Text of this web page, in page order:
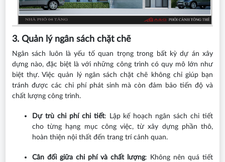
3. Quản lý ngân sách chặt chẽ
Ngân sách luôn là yếu tố quan trọng trong bất kỳ dự án xây
dựng nào, đặc biệt là với những công trình có quy mô lớn như
biệt thự. Việc quản lý ngân sách chặt chẽ không chỉ giúp bạn
tránh được các chi phí phát sinh mà còn đảm bảo tiến độ và
chất lượng công trình.
Dự trù chi phí chi tiết: Lập kế hoạch ngân sách chi tiết
cho từng hạng mục công việc, từ xây dựng phần thô,
hoàn thiện nội thất đến trang trí cảnh quan.
Cân đối giữa chi phí và chất lượng: Không nên quá tiết